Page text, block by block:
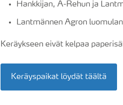
Hankkijan, A-Rehun ja
Lantmännen Agron
Keräykseen eivät kelpaa
Keräyspaikat löydät täältä